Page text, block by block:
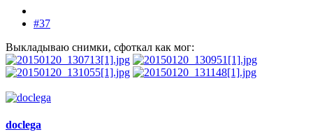
#37
Выкладываю снимки, сфоткал как мог:
doclega